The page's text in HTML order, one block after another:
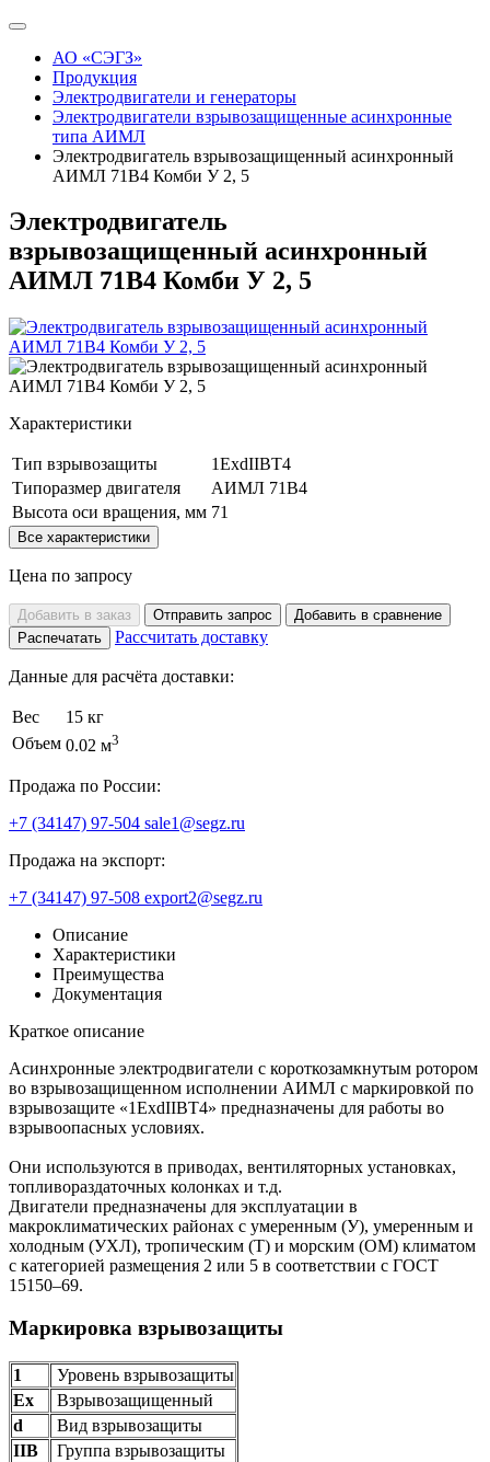
АО «СЭГЗ»
Продукция
Электродвигатели и генераторы
Электродвигатели взрывозащищенные асинхронные
типа АИМЛ
Электродвигатель взрывозащищенный асинхронный
АИМЛ 71В4 Комби У 2, 5
Электродвигатель
взрывозащищенный асинхронный
АИМЛ 71В4 Комби У 2, 5
Характеристики
Тип взрывозащиты
1ExdIIBT4
Типоразмер двигателя
АИМЛ 71В4
Высота оси вращения, мм 71
Все характеристики
Цена по запросу
Добавить в заказ Отправить запрос
Добавить в сравнение
Распечатать
Рассчитать доставку
Данные для расчёта доставки:
Вес
15 кг
Объем 0.02 м3
Продажа по России:
+7 (34147) 97-504 sale1@segz.ru
Продажа на экспорт:
+7 (34147) 97-508 export2@segz.ru
Описание
Характеристики
Преимущества
Документация
Краткое описание
Асинхронные электродвигатели с короткозамкнутым ротором
во взрывозащищенном исполнении АИМЛ с маркировкой по
взрывозащите «1ExdIIBT4» предназначены для работы во
взрывоопасных условиях.
Они используются в приводах, вентиляторных установках,
топливораздаточных колонках и т.д.
Двигатели предназначены для эксплуатации в
макроклиматических районах с умеренным (У), умеренным и
холодным (УХЛ), тропическим (Т) и морским (ОМ) климатом
с категорией размещения 2 или 5 в соответствии с ГОСТ
15150–69.
Маркировка взрывозащиты
1
Уровень взрывозащиты
Ех
Взрывозащищенный
d
Вид взрывозащиты
IIB
Группа взрывозащиты